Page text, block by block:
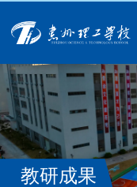
教研成果